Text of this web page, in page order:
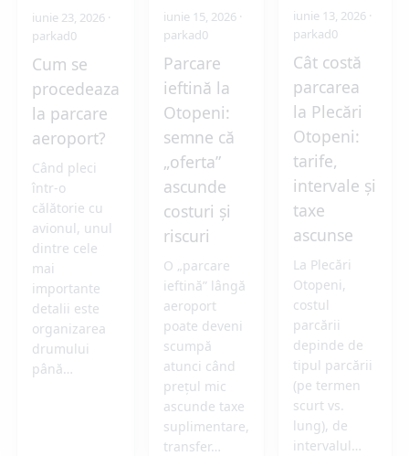
iunie 23, 2026 ·
parkad0
Cum se
procedeaza
la parcare
aeroport?
Când pleci
într-o
călătorie cu
avionul, unul
dintre cele
mai
importante
detalii este
organizarea
drumului
până…
iunie 15, 2026 ·
parkad0
Parcare
ieftină la
Otopeni:
semne că
„oferta”
ascunde
costuri și
riscuri
O „parcare
ieftină” lângă
aeroport
poate deveni
scumpă
atunci când
prețul mic
ascunde taxe
suplimentare,
transfer…
iunie 13, 2026 ·
parkad0
Cât costă
parcarea
la Plecări
Otopeni:
tarife,
intervale și
taxe
ascunse
La Plecări
Otopeni,
costul
parcării
depinde de
tipul parcării
(pe termen
scurt vs.
lung), de
intervalul…